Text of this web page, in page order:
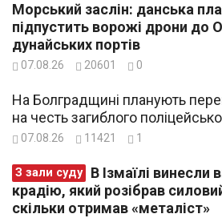
Морський заслін: данська
підпустить ворожі дрони до
дунайських портів
07.08.26 20601 0
На Болградщині планують
на честь загиблого
07.08.26 11421 1
З зали суду
крадію, який розібрав
скільки отримав «металіст»